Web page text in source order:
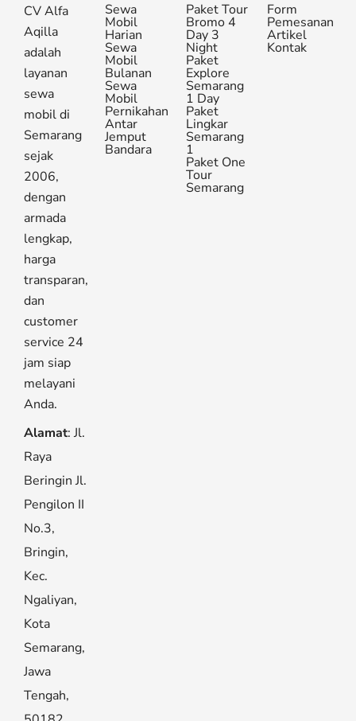
CV Alfa
Aqilla
adalah
layanan
sewa
mobil di
Semarang
sejak
2006,
dengan
armada
lengkap,
harga
transparan,
dan
customer
service 24
jam siap
melayani
Anda.
Alamat: Jl.
Raya
Beringin Jl.
Pengilon II
No.3,
Bringin,
Kec.
Ngaliyan,
Kota
Semarang,
Jawa
Tengah,
Sewa
Mobil
Harian
Sewa
Mobil
Bulanan
Sewa
Mobil
Pernikahan
Antar
Jemput
Bandara
Paket Tour
Bromo 4
Day 3
Night
Paket
Explore
Semarang
1 Day
Paket
Lingkar
Semarang
1
Paket One
Tour
Semarang
Form
Pemesanan
Artikel
Kontak